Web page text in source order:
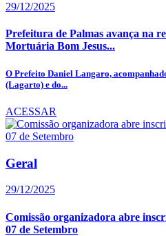
29/12/2025
Prefeitura de Palmas avança na
Mortuária Bom Jesus...
O Prefeito Daniel Langaro,
(Lagarto) e do...
ACESSAR
Geral
29/12/2025
Comissão organizadora abre
07 de Setembro